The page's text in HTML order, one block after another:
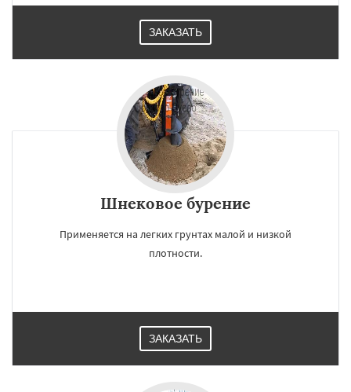
ЗАКАЗАТЬ
Шнековое бурение
Применяется на легких грунтах малой и низкой
плотности.
ЗАКАЗАТЬ